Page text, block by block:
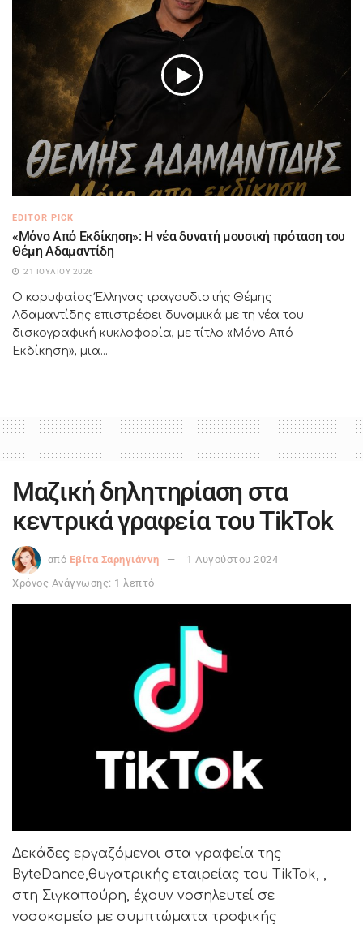
EDITOR PICK
«Μόνο Από Εκδίκηση»: Η νέα δυνατή μουσική πρόταση του
Θέμη Αδαμαντίδη
21 ΙΟΥΛΊΟΥ 2026
Ο κορυφαίος Έλληνας τραγουδιστής Θέμης
Αδαμαντίδης επιστρέφει δυναμικά με τη νέα του
δισκογραφική κυκλοφορία, με τίτλο «Μόνο Από
Εκδίκηση», μια...
Μαζική δηλητηρίαση στα
κεντρικά γραφεία του TikTok
από Εβίτα Σαρηγιάννη
1 Αυγούστου 2024
Χρόνος Ανάγνωσης: 1 λεπτό
Δεκάδες εργαζόμενοι στα γραφεία της
ΒyteDance,θυγατρικής εταιρείας του TikTok, ,
στη Σιγκαπούρη, έχουν νοσηλευτεί σε
νοσοκομείο με συμπτώματα τροφικής